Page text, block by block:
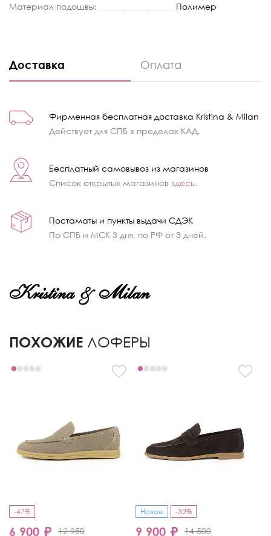
Материал подошвы:
Полимер
Доставка Оплата
Фирменная бесплатная доставка Kristina & Milan
Действует для СПБ в пределах КАД.
Бесплатный самовывоз из магазинов
Список открытых магазинов здесь.
Постаматы и пункты выдачи СДЭК
По СПБ и МСК 3 дня, по РФ от 3 дней.
ПОХОЖИЕ ЛОФЕРЫ
-47%
6 900 ₽ 12 950
Новое -32%
9 900 ₽ 14 500